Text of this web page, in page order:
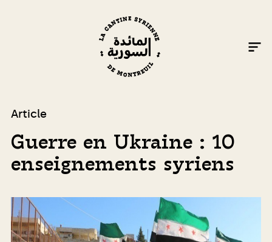
Article
Guerre en Ukraine : 10
enseignements syriens